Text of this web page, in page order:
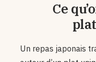
Ce
Un repas japonais